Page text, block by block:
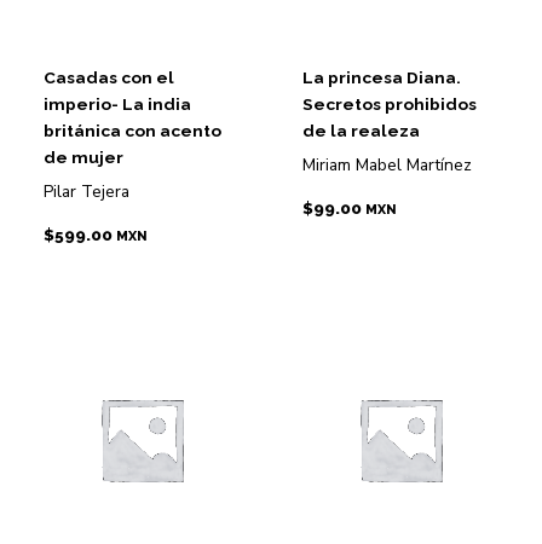
Casadas con el
imperio- La india
británica con acento
de mujer
Pilar Tejera
$599.00 MXN
La princesa Diana.
Secretos prohibidos
de la realeza
Miriam Mabel Martínez
$99.00 MXN